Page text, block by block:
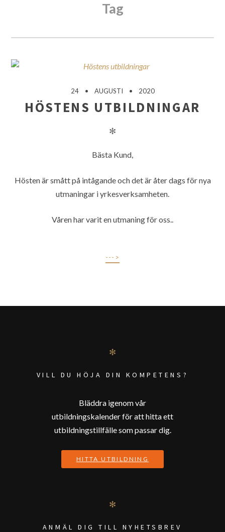
Tag
24 AUGUSTI 2020
HÖSTENS UTBILDNINGAR
✻
Bästa Kund,
Hösten är smått på intågande och det är åter dags för nya
utmaningar i yrkesverksamheten.
Våren har varit en utmaning för oss..
--->
✻
VILL DU HÖJA DIN KOMPETENS?
Bläddra igenom vår
utbildningskalender för att hitta ett
utbildningstillfälle som passar dig.
HITTA UTBILDNING
✻
ANMÄL DIG TILL NYHETSBREV